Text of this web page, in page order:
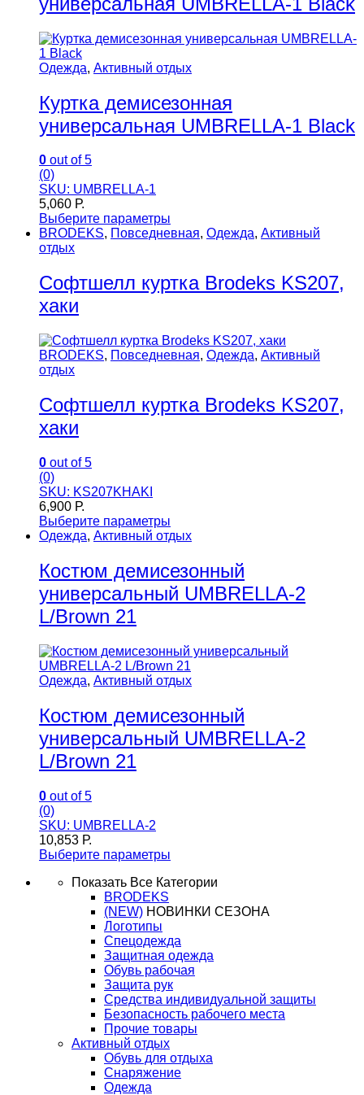
Одежда, Активный отдых
Куртка демисезонная
универсальная UMBRELLA-1 Black
0 out of 5
(0)
SKU: UMBRELLA-1
5,060 Р.
Выберите параметры
BRODEKS, Повседневная, Одежда, Активный
отдых
Софтшелл куртка Brodeks KS207,
хаки
BRODEKS, Повседневная, Одежда, Активный
отдых
Софтшелл куртка Brodeks KS207,
хаки
0 out of 5
(0)
SKU: KS207KHAKI
6,900 Р.
Выберите параметры
Одежда, Активный отдых
Костюм демисезонный
универсальный UMBRELLA-2
L/Brown 21
Одежда, Активный отдых
Костюм демисезонный
универсальный UMBRELLA-2
L/Brown 21
0 out of 5
(0)
SKU: UMBRELLA-2
10,853 Р.
Выберите параметры
Показать Все Категории
BRODEKS
(NEW) НОВИНКИ СЕЗОНА
Логотипы
Спецодежда
Защитная одежда
Обувь рабочая
Защита рук
Средства индивидуальной защиты
Безопасность рабочего места
Прочие товары
Активный отдых
Обувь для отдыха
Снаряжение
Одежда